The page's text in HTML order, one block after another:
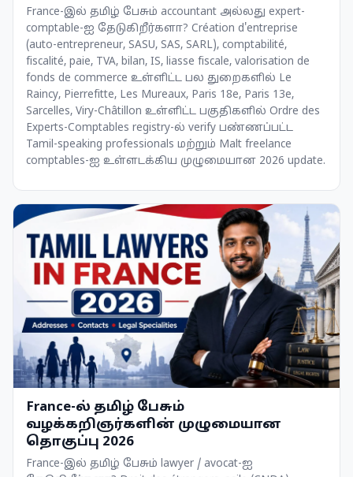
France-இல் தமிழ் பேசும் accountant அல்லது expert-
comptable-ஐ தேடுகிறீர்களா? Création d'entreprise
(auto-entrepreneur, SASU, SAS, SARL), comptabilité,
fiscalité, paie, TVA, bilan, IS, liasse fiscale, valorisation de
fonds de commerce உள்ளிட்ட பல துறைகளில் Le
Raincy, Pierrefitte, Les Mureaux, Paris 18e, Paris 13e,
Sarcelles, Viry-Châtillon உள்ளிட்ட பகுதிகளில் Ordre des
Experts-Comptables registry-ல் verify பண்ணப்பட்ட
Tamil-speaking professionals மற்றும் Malt freelance
comptables-ஐ உள்ளடக்கிய முழுமையான 2026 update.
France-ல் தமிழ் பேசும்
வழக்கறிஞர்களின் முழுமையான
தொகுப்பு 2026
France-இல் தமிழ் பேசும் lawyer / avocat-ஐ